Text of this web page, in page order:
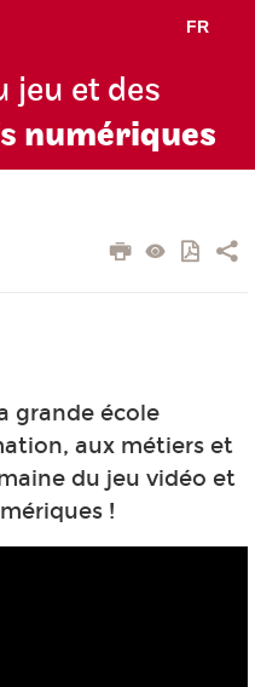
FR
jeu et des
numériques
grande école
aux métiers et
du jeu vidéo et
!